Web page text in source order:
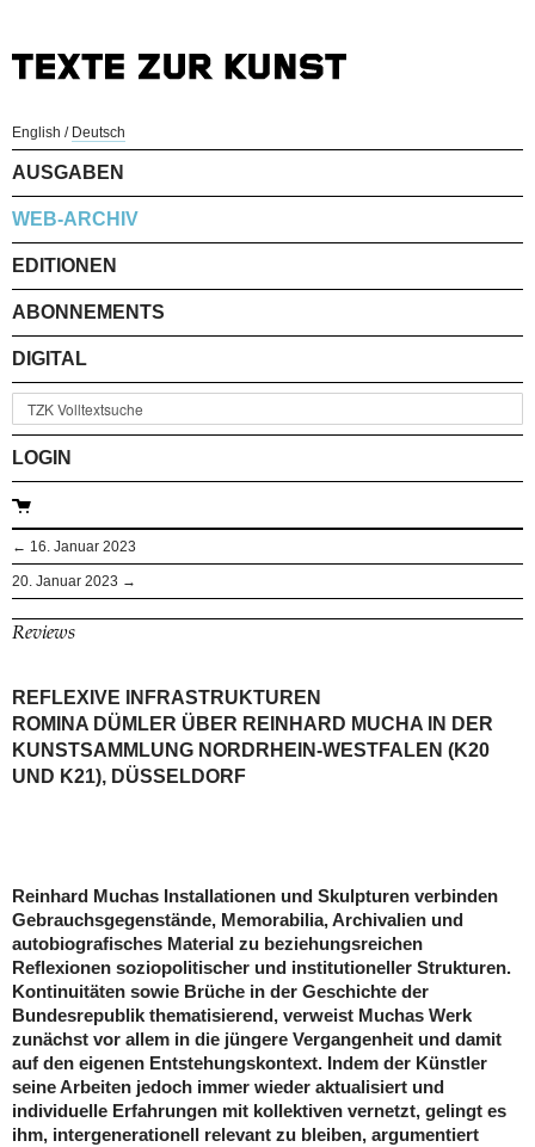
English / Deutsch
AUSGABEN
WEB-ARCHIV
EDITIONEN
ABONNEMENTS
DIGITAL
LOGIN
← 16. Januar 2023
20. Januar 2023 →
Reviews
REFLEXIVE INFRASTRUKTUREN
ROMINA DÜMLER ÜBER REINHARD MUCHA IN DER
KUNSTSAMMLUNG NORDRHEIN-WESTFALEN (K20
UND K21), DÜSSELDORF
Reinhard Muchas Installationen und Skulpturen verbinden
Gebrauchsgegenstände, Memorabilia, Archivalien und
autobiografisches Material zu beziehungsreichen
Reflexionen soziopolitischer und institutioneller Strukturen.
Kontinuitäten sowie Brüche in der Geschichte der
Bundesrepublik thematisierend, verweist Muchas Werk
zunächst vor allem in die jüngere Vergangenheit und damit
auf den eigenen Entstehungskontext. Indem der Künstler
seine Arbeiten jedoch immer wieder aktualisiert und
individuelle Erfahrungen mit kollektiven vernetzt, gelingt es
ihm, intergenerationell relevant zu bleiben, argumentiert